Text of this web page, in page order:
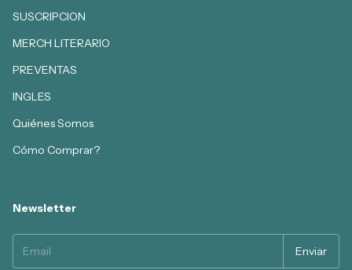
SUSCRIPCION
MERCH LITERARIO
PREVENTAS
INGLES
Quiénes Somos
Cómo Comprar?
Newsletter